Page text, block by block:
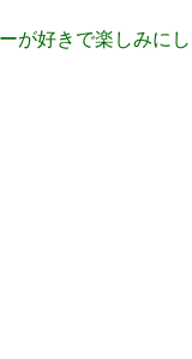
が好きで楽しみに